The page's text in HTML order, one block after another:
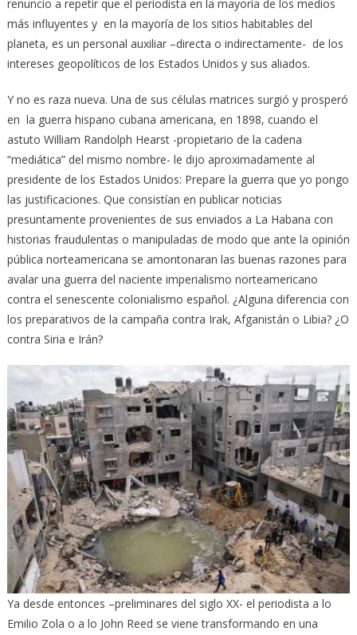
renuncio a repetir que el periodista en la mayoría de los medios
más influyentes y en la mayoría de los sitios habitables del
planeta, es un personal auxiliar –directa o indirectamente- de los
intereses geopolíticos de los Estados Unidos y sus aliados.
Y no es raza nueva. Una de sus células matrices surgió y prosperó
en la guerra hispano cubana americana, en 1898, cuando el
astuto William Randolph Hearst -propietario de la cadena
“mediática” del mismo nombre- le dijo aproximadamente al
presidente de los Estados Unidos: Prepare la guerra que yo pongo
las justificaciones. Que consistían en publicar noticias
presuntamente provenientes de sus enviados a La Habana con
historias fraudulentas o manipuladas de modo que ante la opinión
pública norteamericana se amontonaran las buenas razones para
avalar una guerra del naciente imperialismo norteamericano
contra el senescente colonialismo español. ¿Alguna diferencia con
los preparativos de la campaña contra Irak, Afganistán o Libia? ¿O
contra Siria e Irán?
Ya desde entonces –preliminares del siglo XX- el periodista a lo
Emilio Zola o a lo John Reed se viene transformando en una